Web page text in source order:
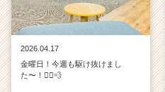
2026.04.17
金曜日！今週も駆け抜けまし
た〜！🏃‍♀️💨